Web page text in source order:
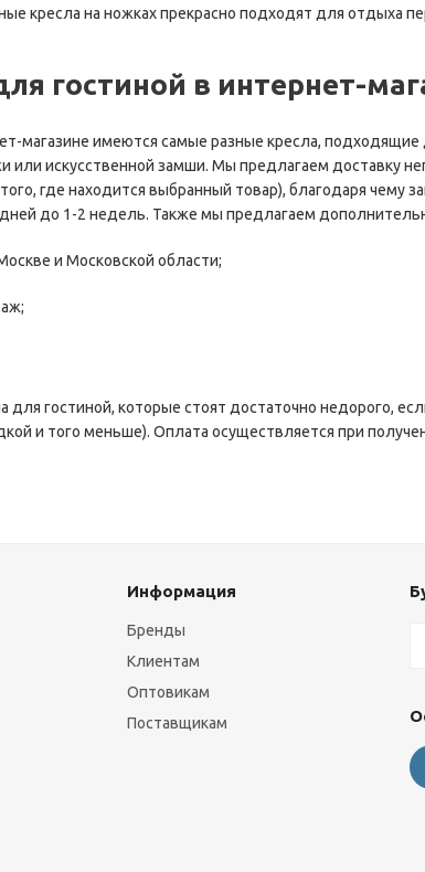
кресла на ножках прекрасно подходят для отдыха
гостиной в интернет-
магазине имеются самые разные кресла,
или искусственной замши. Мы предлагаем доставку
где находится выбранный товар), благодаря чему
до 1-2 недель. Также мы предлагаем
и Московской области;
для гостиной, которые стоят достаточно недорого,
и того меньше). Оплата осуществляется при
Информация
Бренды
Клиентам
Оптовикам
Поставщикам